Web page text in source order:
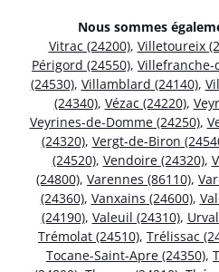
Nous sommes
Vitrac (24200), Villetoureix
Périgord (24550), Villefranche-
(24530), Villamblard (24140),
(24340), Vézac (24220),
Veyrines-de-Domme (24250),
(24320), Vergt-de-Biron
(24520), Vendoire (24320),
(24800), Varennes (86110),
(24360), Vanxains (24600),
(24190), Valeuil (24310),
Trémolat (24510), Trélissac
Tocane-Saint-Apre (24350),